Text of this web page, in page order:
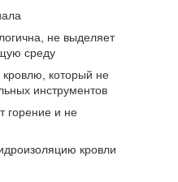
не выделяет
среду
который не
инструментов
горение и не
кровли